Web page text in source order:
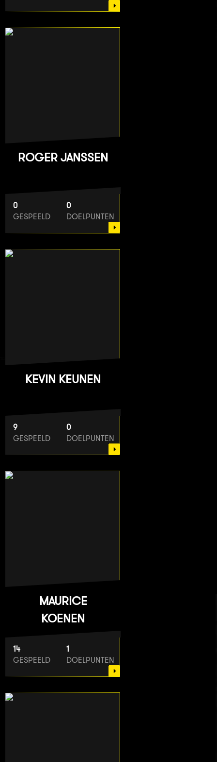
ROGER JANSSEN
0
GESPEELD
0
DOELPUNTEN
KEVIN KEUNEN
9
GESPEELD
0
DOELPUNTEN
MAURICE
KOENEN
14
GESPEELD
1
DOELPUNTEN